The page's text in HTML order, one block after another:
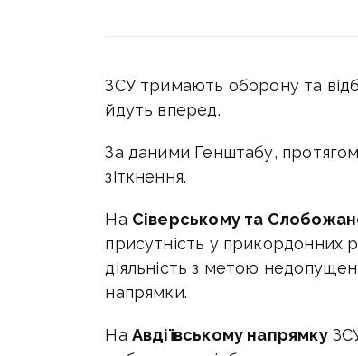
ЗСУ тримають оборону та
йдуть вперед.
За даними Генштабу,
зіткнення.
На Сіверському та
присутність у прикордонних
діяльність з метою
напрямки.
На Авдіївському напрямку